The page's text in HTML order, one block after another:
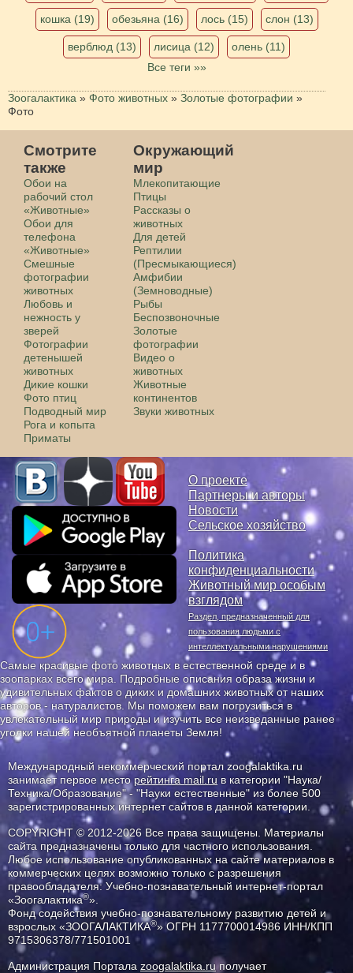
кошка (19) обезьяна (16) лось (15) слон (13)
верблюд (13) лисица (12)
олень (11)
Все теги »»
Зоогалактика » Фото животных » Золотые фотографии »
Фото
Смотрите
также
Обои на
рабочий стол
«Животные»
Обои для
телефона
«Животные»
Смешные
фотографии
животных
Любовь и
нежность у
зверей
Фотографии
детенышей
животных
Дикие кошки
Фото птиц
Подводный мир
Рога и копыта
Приматы
Окружающий
мир
Млекопитающие
Птицы
Рассказы о
животных
Для детей
Рептилии
(Пресмыкающиеся)
Амфибии
(Земноводные)
Рыбы
Беспозвоночные
Золотые
фотографии
Видео о
животных
Животные
континентов
Звуки животных
О проекте
Партнеры и авторы
Новости
Сельское хозяйство
Политика
конфиденциальности
Животный мир особым
взглядом
Раздел, предназначенный для
пользования людьми с
интеллектуальными нарушениями
Самые красивые фото животных в естественной среде и в
зоопарках всего мира. Подробные описания образа жизни и
удивительных фактов о диких и домашних животных от наших
авторов - натуралистов. Мы поможем вам погрузиться в
увлекательный мир природы и изучить все неизведанные ранее
уголки нашей необъятной планеты Земля!
Международный некоммерческий портал zoogalaktika.ru
занимает первое месторейтинга mail.ru в категории "Наука/
Техника/Образование" - "Науки естественные" из более 500
зарегистрированных интернет сайтов в данной категории.
COPYRIGHT © 2012-2026 Все права защищены. Материалы
сайта предназначены только для частного использования.
Любое использование опубликованных на сайте материалов в
коммерческих целях возможно только с разрешения
правообладателя: Учебно-познавательный интернет-портал
«Зоогалактика®».
Фонд содействия учебно-познавательному развитию детей и
взрослых «ЗООГАЛАКТИКА®» ОГРН 1177700014986 ИНН/КПП
9715306378/771501001
Администрация Портала zoogalaktika.ruполучает